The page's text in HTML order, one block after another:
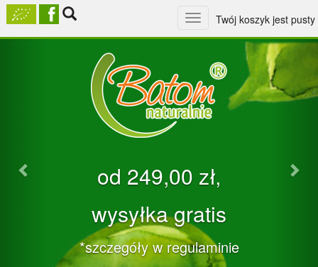
Toggle
navigation
Twój koszyk jest pusty
od 249,00 zł‚
wysyłka gratis
*szczegóły w regulaminie